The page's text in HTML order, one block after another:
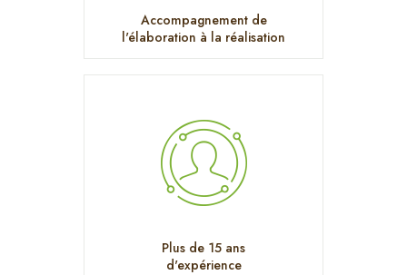
Accompagnement de
l'élaboration à la réalisation
Plus de 15 ans
d'expérience